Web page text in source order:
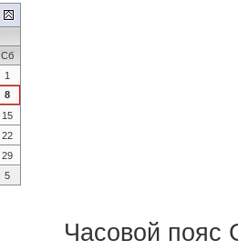
Сб
1
8
15
22
29
5
Часовой пояс